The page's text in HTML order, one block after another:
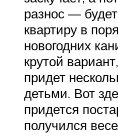
разнос —
квартиру в
новогодних
крутой
придет
детьми. Вот
придется
получился